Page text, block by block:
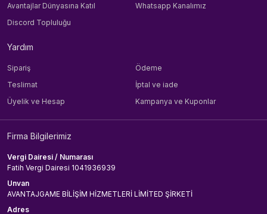
Avantajlar Dünyasına Katıl
Whatsapp Kanalımız
Discord Topluluğu
Yardım
Sipariş
Ödeme
Teslimat
İptal ve iade
Üyelik ve Hesap
Kampanya ve Kuponlar
Firma Bilgilerimiz
Vergi Dairesi / Numarası
Fatih Vergi Dairesi 1041936939
Unvan
AVANTAJGAME BİLİŞİM HİZMETLERİ LİMİTED ŞİRKETİ
Adres